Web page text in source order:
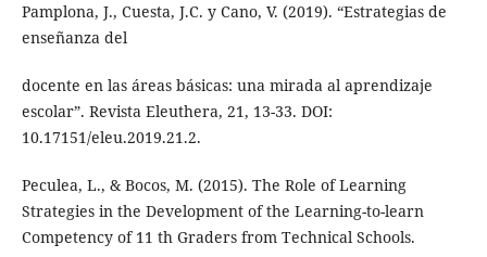
Pamplona, J., Cuesta, J.C. y Cano, V. (2019). “Estrategias de
enseñanza del
docente en las áreas básicas: una mirada al aprendizaje
escolar”. Revista Eleuthera, 21, 13-33. DOI:
10.17151/eleu.2019.21.2.
Peculea, L., & Bocos, M. (2015). The Role of Learning
Strategies in the Development of the Learning-to-learn
Competency of 11 th Graders from Technical Schools.